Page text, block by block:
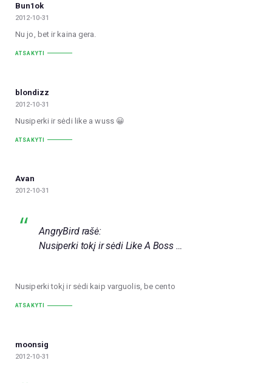
Bun1ok
2012-10-31
Nu jo, bet ir kaina gera.
ATSAKYTI
blondizz
2012-10-31
Nusiperki ir sėdi like a wuss 😀
ATSAKYTI
Avan
2012-10-31
AngryBird rašė:
Nusiperki tokį ir sėdi Like A Boss …
Nusiperki tokį ir sėdi kaip varguolis, be cento
ATSAKYTI
moonsig
2012-10-31